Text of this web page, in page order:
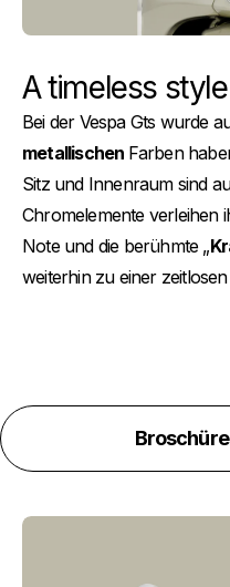
A timeless style
Bei der Vespa Gts wurde
metallischen Farben
Sitz und Innenraum sind
Chromelemente verleihen
Note und die berühmte „
weiterhin zu einer